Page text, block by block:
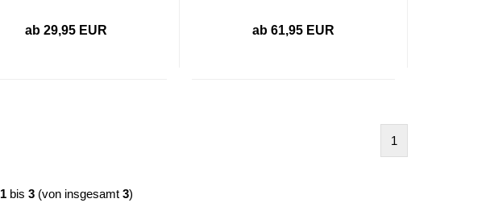
ab 29,95 EUR ab 61,95 EUR
1
1bis 3(von insgesamt 3)